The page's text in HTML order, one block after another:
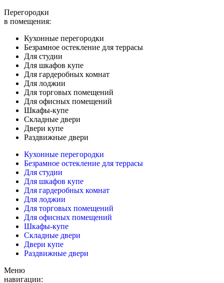
Перегородки
в помещения:
Кухонные перегородки
Безрамное остекление для террасы
Для студии
Для шкафов купе
Для гардеробных комнат
Для лоджии
Для торговых помещений
Для офисных помещений
Шкафы-купе
Складные двери
Двери купе
Раздвижные двери
Кухонные перегородки
Безрамное остекление для террасы
Для студии
Для шкафов купе
Для гардеробных комнат
Для лоджии
Для торговых помещений
Для офисных помещений
Шкафы-купе
Складные двери
Двери купе
Раздвижные двери
Меню
навигации: